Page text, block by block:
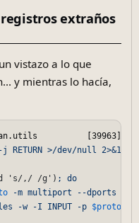
registros extraños
vistazo a lo que
y mientras lo hacía,
[39963]:
RETURN >/dev/null
's/,/ /g') ; do
-m multiport --dports
-w -I INPUT -p $proto